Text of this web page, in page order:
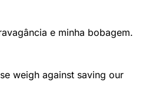
e minha bobagem.
weigh against saving our